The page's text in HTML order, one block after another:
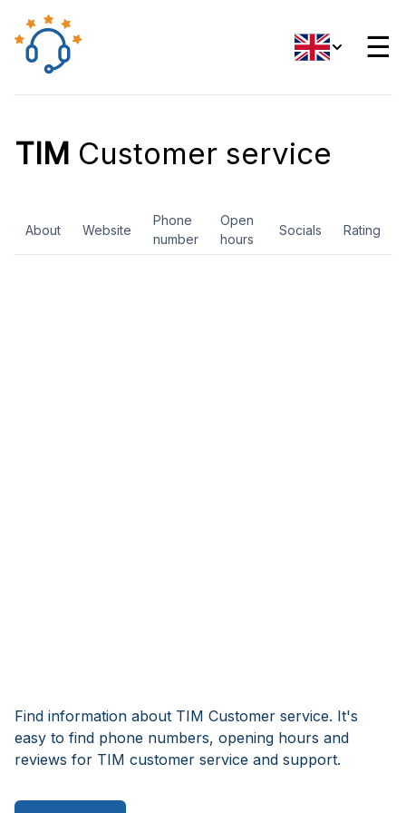
☰
TIM Customer service
About Website
Phone
number
Open
hours
Socials Rating
Find information about TIM Customer service. It's
easy to find phone numbers, opening hours and
reviews for TIM customer service and support.